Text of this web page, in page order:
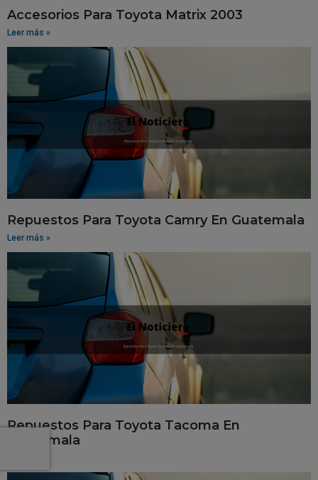
Accesorios Para Toyota Matrix 2003
Leer más »
Repuestos Para Toyota Camry En Guatemala
Leer más »
Repuestos Para Toyota Tacoma En
Guatemala